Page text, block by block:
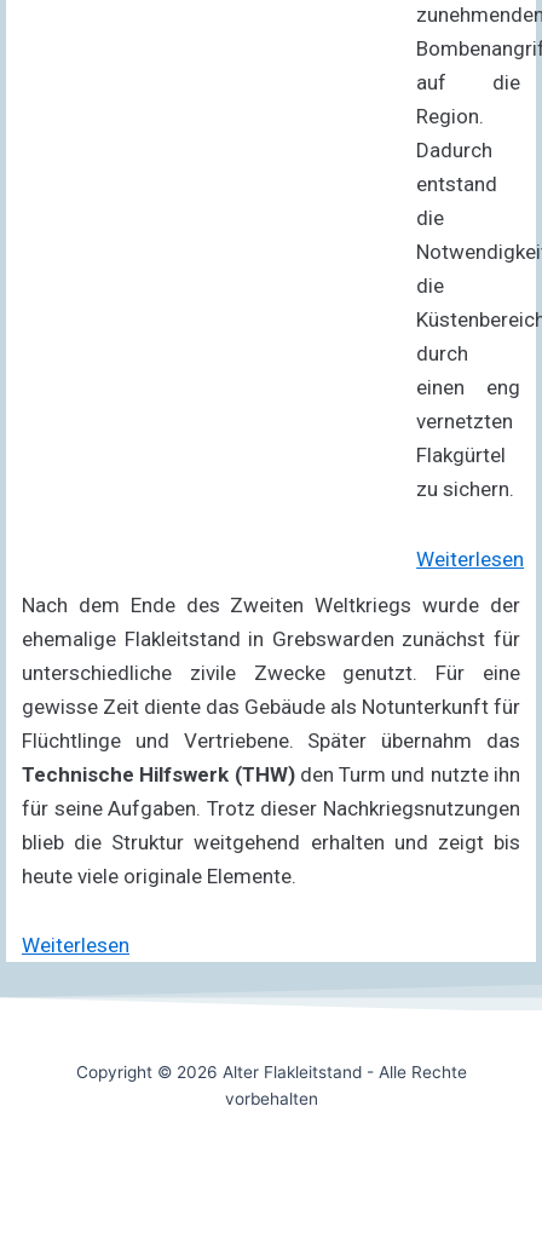
auf die
Region.
Dadurch
entstand
die
die
durch
einen eng
vernetzten
Flakgürtel
zu sichern.
Weiterlesen
Nach dem Ende des Zweiten Weltkriegs wurde der
ehemalige Flakleitstand in Grebswarden zunächst für
unterschiedliche zivile Zwecke genutzt. Für eine
gewisse Zeit diente das Gebäude als Notunterkunft für
Flüchtlinge und Vertriebene. Später übernahm das
Technische Hilfswerk (THW)den Turm und nutzte ihn
für seine Aufgaben. Trotz dieser Nachkriegsnutzungen
blieb die Struktur weitgehend erhalten und zeigt bis
heute viele originale Elemente.
Weiterlesen
Copyright © 2026 Alter Flakleitstand - Alle Rechte
vorbehalten